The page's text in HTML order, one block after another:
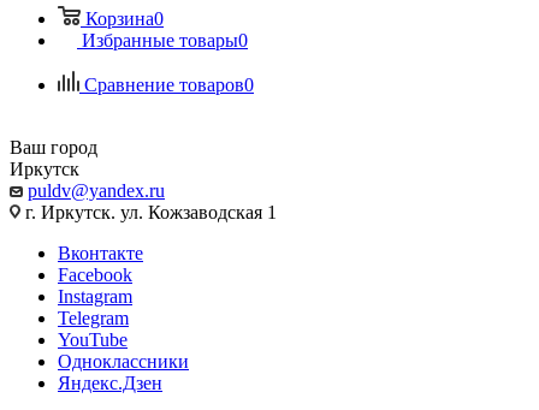
Корзина0
Избранные товары0
Сравнение товаров0
Ваш город
Иркутск
puldv@yandex.ru
г. Иркутск. ул. Кожзаводская 1
Вконтакте
Facebook
Instagram
Telegram
YouTube
Одноклассники
Яндекс.Дзен